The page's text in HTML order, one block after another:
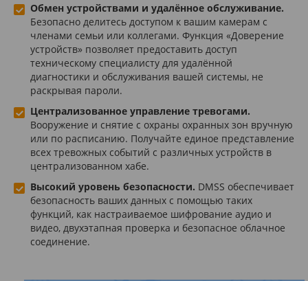
Обмен устройствами и удалённое обслуживание.
Безопасно делитесь доступом к вашим камерам с
членами семьи или коллегами. Функция «Доверение
устройств» позволяет предоставить доступ
техническому специалисту для удалённой
диагностики и обслуживания вашей системы, не
раскрывая пароли.
Централизованное управление тревогами.
Вооружение и снятие с охраны охранных зон вручную
или по расписанию. Получайте единое представление
всех тревожных событий с различных устройств в
централизованном хабе.
Высокий уровень безопасности. DMSS обеспечивает
безопасность ваших данных с помощью таких
функций, как настраиваемое шифрование аудио и
видео, двухэтапная проверка и безопасное облачное
соединение.